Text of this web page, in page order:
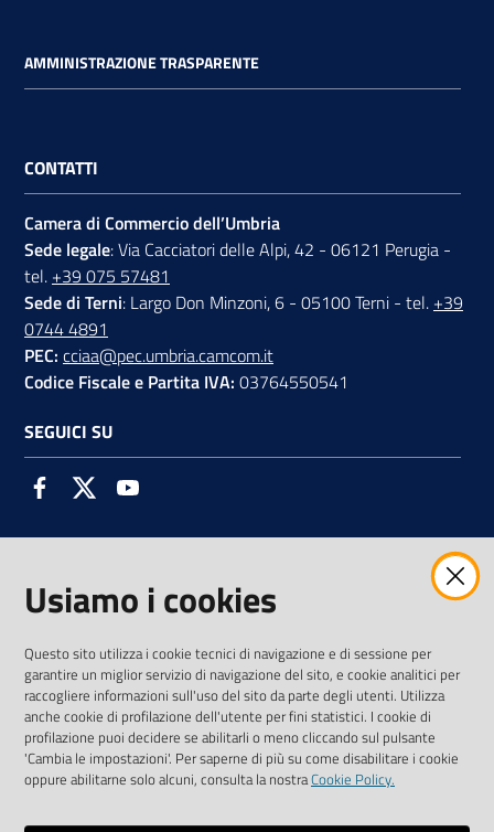
AMMINISTRAZIONE TRASPARENTE
CONTATTI
Camera di Commercio dell’Umbria
Sede legale: Via Cacciatori delle Alpi, 42 - 06121 Perugia -
tel. +39 075 57481
Sede di Terni: Largo Don Minzoni, 6 - 05100 Terni - tel. +39
0744 4891
PEC: cciaa@pec.umbria.camcom.it
Codice Fiscale e Partita IVA: 03764550541
SEGUICI SU
FacebookTwitter
AMMINISTRAZIONE TRASPARENTE INTERCAM S.C.A.R.L.
Vai alla pagina
Media Policy
Usiamo i cookies
Questo sito utilizza i cookie tecnici di navigazione e di sessione per
garantire un miglior servizio di navigazione del sito, e cookie analitici per
raccogliere informazioni sull'uso del sito da parte degli utenti. Utilizza
anche cookie di profilazione dell'utente per fini statistici. I cookie di
profilazione puoi decidere se abilitarli o meno cliccando sul pulsante
'Cambia le impostazioni'. Per saperne di più su come disabilitare i cookie
oppure abilitarne solo alcuni, consulta la nostraCookie Policy.